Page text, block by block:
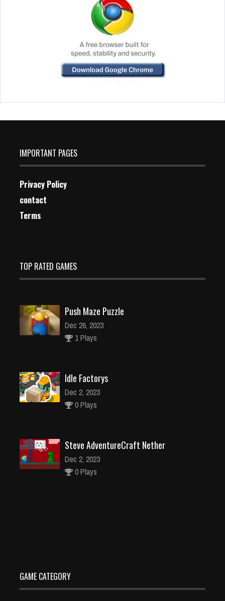
IMPORTANT PAGES
Privacy Policy
contact
Terms
TOP RATED GAMES
Push Maze Puzzle
Dec 26, 2023
1 Plays
Idle Factorys
Dec 2, 2023
0 Plays
Steve AdventureCraft Nether
Dec 2, 2023
0 Plays
GAME CATEGORY